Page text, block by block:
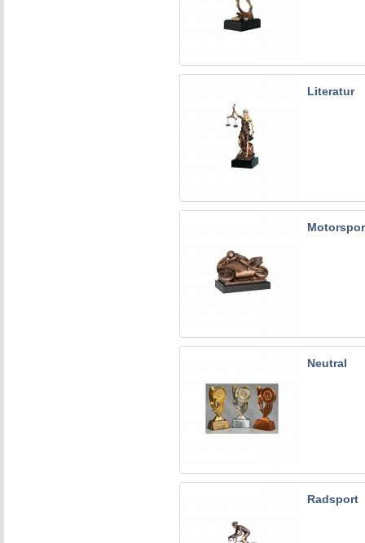
Literatur
Neutral
Radsport